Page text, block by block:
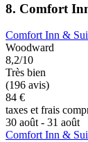
8. Comfort
Comfort Inn &
Woodward
8,2/10
Très bien
(196 avis)
84 €
taxes et frais
30 août - 31 août
Comfort Inn &